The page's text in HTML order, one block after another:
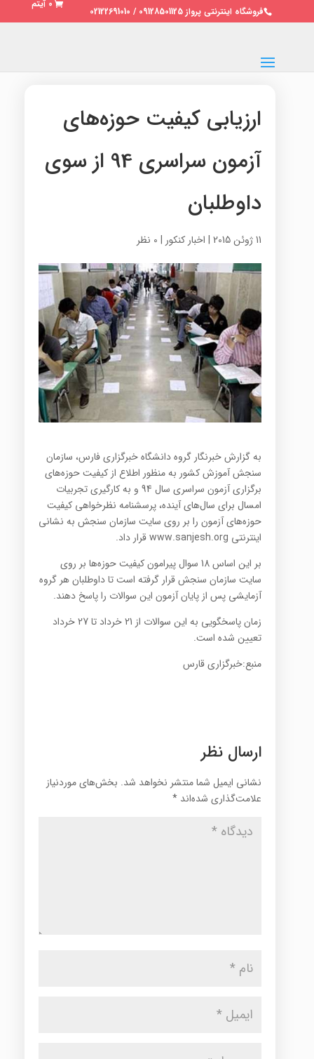
فروشگاه اینترنتی پرواز 09128501125 / 02122691010
0 آیتم
ارزیابی کیفیت حوزه‌های
آزمون سراسری 94 از سوی
داوطلبان
11 ژوئن 2015 | اخبار کنکور | 0 نظر
به گزارش خبرنگار گروه دانشگاه خبرگزاری فارس، سازمان
سنجش آموزش کشور به منظور اطلاع از کیفیت حوزه‌های
برگزاری آزمون سراسری سال 94 و به کارگیری تجربیات
امسال برای سال‌های آینده، پرسشنامه نظرخواهی کیفیت
حوزه‌های آزمون را بر روی سایت سازمان سنجش به نشانی
اینترنتی www.sanjesh.org قرار داد.
بر این اساس 18 سوال پیرامون کیفیت حوزه‌ها بر روی
سایت سازمان سنجش قرار گرفته است تا داوطلبان هر گروه
آزمایشی پس از پایان آزمون این سوالات را پاسخ دهند.
زمان پاسخگویی به این سوالات از 21 خرداد تا 27 خرداد
تعیین شده است.
منبع:خبرگزاری قارس
ارسال نظر
نشانی ایمیل شما منتشر نخواهد شد. بخش‌های موردنیاز
علامت‌گذاری شده‌اند *